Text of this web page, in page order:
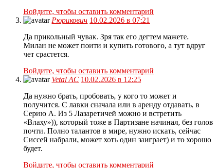
Войдите, чтобы оставить комментарий
Рюрикович 10.02.2026 в 07:21
Да прикольный чувак. Зря так его дегтем мажете.
Милан не может поити и купить готового, а тут вдруг
чет срастется.
Войдите, чтобы оставить комментарий
Vetal AC 10.02.2026 в 12:25
Да нужно брать, пробовать, у кого то может и
получится. С лавки сначала или в аренду отдавать, в
Серию А. Из 5 Лазаретичей можно и встретить
«Влаху»)), который тоже в Партизане начинал, без голов
почти. Полно талантов в мире, нужно искать, сейчас
Сиссей набрали, может хоть один заиграет) и то хорошо
будет.
Войдите, чтобы оставить комментарий